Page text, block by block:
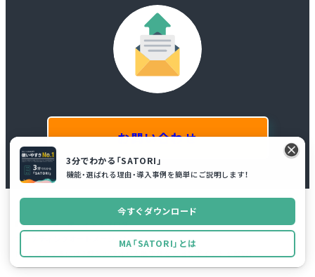
お問い合わせ
マーケティングブログ
マーケティングオートメーション
MAを導入するには？導入の流れや失敗事例など検討ポイントを解説！
3分でわかる「SATORI」
機能・選ばれる理由・導入事例を簡単にご説明します！
今すぐダウンロード
MA「SATORI」とは